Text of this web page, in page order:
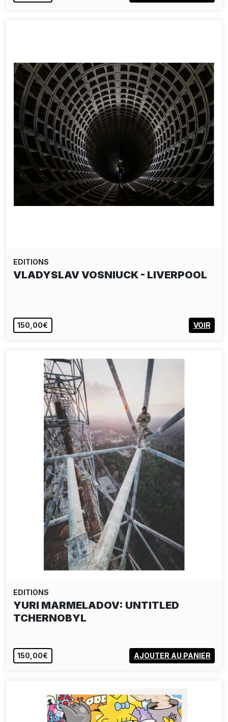
EDITIONS
MICHAL ŠKAPA: BREAK THE RULES
150,00€ AJOUTER AU PANIER
EDITIONS
ELZO DURT: BORN BAD RECORD 15
YEARS
150,00€ AJOUTER AU PANIER